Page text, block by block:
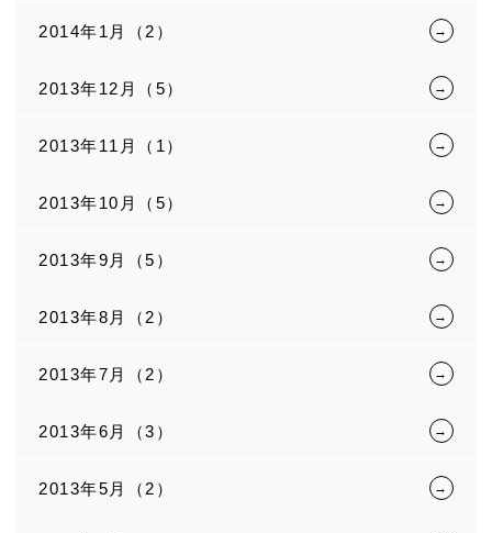
2014年1月（2）
2013年12月（5）
2013年11月（1）
2013年10月（5）
2013年9月（5）
2013年8月（2）
2013年7月（2）
2013年6月（3）
2013年5月（2）